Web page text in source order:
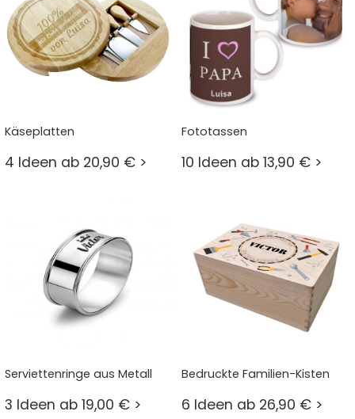
Käseplatten
4 Ideen ab 20,90 € >
Fototassen
10 Ideen ab 13,90 € >
Serviettenringe aus Metall
3 Ideen ab 19,00 € >
Bedruckte Familien-Kisten
6 Ideen ab 26,90 € >